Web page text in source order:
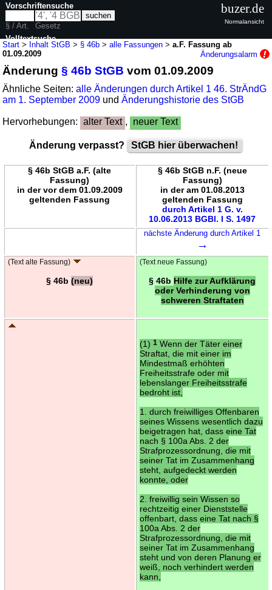
Start > Inhalt StGB > § 46b >alle Fassungen >a.F. Fassung ab
01.09.2009
Änderungsalarm
Änderung§ 46b StGB vom 01.09.2009
Ähnliche Seiten:alle Änderungen durch Artikel 1 46. StrÄndG
am 1. September 2009 undÄnderungshistorie des StGB
Hervorhebungen: alter Text , neuer Text
Änderung verpasst? StGB hier überwachen!
§ 46b StGB a.F. (alte
Fassung)
in der vor dem 01.09.2009
geltenden Fassung
§ 46b StGB n.F. (neue
Fassung)
in der am 01.08.2013
geltenden Fassung
durch Artikel 1 G. v.
10.06.2013 BGBl. I S. 1497
nächste Änderung durch Artikel 1
→
(Text alte Fassung)
§ 46b (neu)
(Text neue Fassung)
§ 46b Hilfe zur Aufklärung
oder Verhinderung von
schweren Straftaten
(1) 1Wenn der Täter einer
Straftat, die mit einer im
Mindestmaß erhöhten
Freiheitsstrafe oder mit
lebenslanger Freiheitsstrafe
bedroht ist,
1. durch freiwilliges Offenbaren
seines Wissens wesentlich dazu
beigetragen hat, dass eine Tat
nach § 100a Abs. 2 der
Strafprozessordnung, die mit
seiner Tat im Zusammenhang
steht, aufgedeckt werden
konnte, oder
2. freiwillig sein Wissen so
rechtzeitig einer Dienststelle
offenbart, dass eine Tat nach §
100a Abs. 2 der
Strafprozessordnung, die mit
seiner Tat im Zusammenhang
steht und von deren Planung er
weiß, noch verhindert werden
kann,
Vorschriftensuche
§ / Art.
Gesetz
Volltextsuche
buzer.de
Normalansicht